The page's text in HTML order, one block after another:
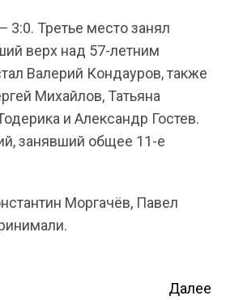
3:0. Третье место занял
верх над 57-летним
Валерий Кондауров, также
Михайлов, Татьяна
и Александр Гостев.
занявший общее 11-е
Моргачёв, Павел
Далее